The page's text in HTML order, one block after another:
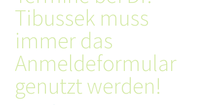
Tibussek muss
immer das
Anmeldeformular
genutzt werden!